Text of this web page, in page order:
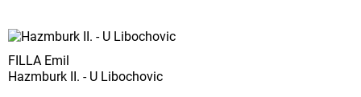
FILLA Emil
Hazmburk II. - U Libochovic